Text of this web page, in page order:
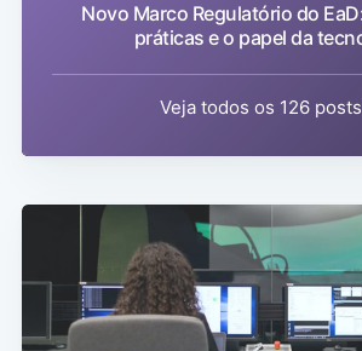
Novo Marco Regulatório do
práticas e o papel da
Veja todos os 126